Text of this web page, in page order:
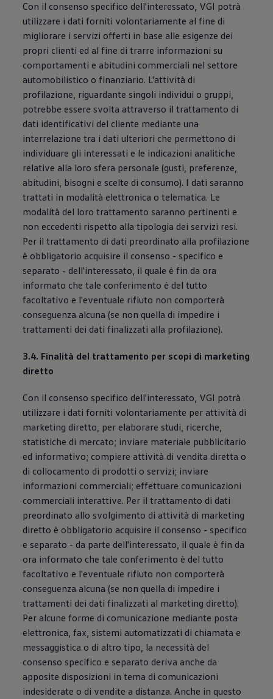
Con il consenso specifico dell'interessato, VGI potrà
utilizzare i dati forniti volontariamente al fine di
migliorare i servizi offerti in base alle esigenze dei
propri clienti ed al fine di trarre informazioni su
comportamenti e abitudini commerciali nel settore
automobilistico o finanziario. L'attività di
profilazione, riguardante singoli individui o gruppi,
potrebbe essere svolta attraverso il trattamento di
dati identificativi del cliente mediante una
interrelazione tra i dati ulteriori che permettono di
individuare gli interessati e le indicazioni analitiche
relative alla loro sfera personale (gusti, preferenze,
abitudini, bisogni e scelte di consumo). I dati saranno
trattati in modalità elettronica o telematica. Le
modalità del loro trattamento saranno pertinenti e
non eccedenti rispetto alla tipologia dei servizi resi.
Per il trattamento di dati preordinato alla profilazione
è obbligatorio acquisire il consenso - specifico e
separato - dell'interessato, il quale è fin da ora
informato che tale conferimento è del tutto
facoltativo e l'eventuale rifiuto non comporterà
conseguenza alcuna (se non quella di impedire i
trattamenti dei dati finalizzati alla profilazione).
3.4. Finalità del trattamento per scopi di marketing
diretto
Con il consenso specifico dell'interessato, VGI potrà
utilizzare i dati forniti volontariamente per attività di
marketing diretto, per elaborare studi, ricerche,
statistiche di mercato; inviare materiale pubblicitario
ed informativo; compiere attività di vendita diretta o
di collocamento di prodotti o servizi; inviare
informazioni commerciali; effettuare comunicazioni
commerciali interattive. Per il trattamento di dati
preordinato allo svolgimento di attività di marketing
diretto è obbligatorio acquisire il consenso - specifico
e separato - da parte dell'interessato, il quale è fin da
ora informato che tale conferimento è del tutto
facoltativo e l'eventuale rifiuto non comporterà
conseguenza alcuna (se non quella di impedire i
trattamenti dei dati finalizzati al marketing diretto).
Per alcune forme di comunicazione mediante posta
elettronica, fax, sistemi automatizzati di chiamata e
messaggistica o di altro tipo, la necessità del
consenso specifico e separato deriva anche da
apposite disposizioni in tema di comunicazioni
indesiderate o di vendite a distanza. Anche in questo